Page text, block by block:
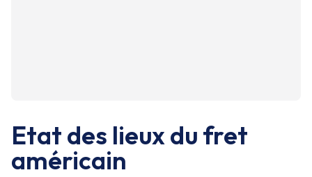
Etat des lieux du fret
américain